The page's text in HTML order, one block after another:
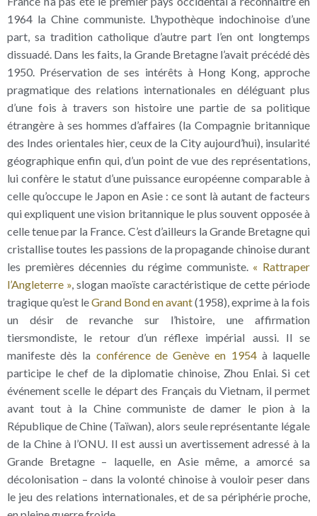
1964 la Chine communiste. L’hypothèque indochinoise d’une
part, sa tradition catholique d’autre part l’en ont longtemps
dissuadé. Dans les faits, la Grande Bretagne l’avait précédé dès
1950. Préservation de ses intérêts à Hong Kong, approche
pragmatique des relations internationales en déléguant plus
d’une fois à travers son histoire une partie de sa politique
étrangère à ses hommes d’affaires (la Compagnie britannique
des Indes orientales hier, ceux de la City aujourd’hui), insularité
géographique enfin qui, d’un point de vue des représentations,
lui confère le statut d’une puissance européenne comparable à
celle qu’occupe le Japon en Asie : ce sont là autant de facteurs
qui expliquent une vision britannique le plus souvent opposée à
celle tenue par la France. C’est d’ailleurs la Grande Bretagne qui
cristallise toutes les passions de la propagande chinoise durant
les premières décennies du régime communiste. « Rattraper
l’Angleterre », slogan maoïste caractéristique de cette période
tragique qu’est leGrand Bond en avant(1958), exprime à la fois
un désir de revanche sur l’histoire, une affirmation
tiersmondiste, le retour d’un réflexe impérial aussi. Il se
manifeste dès la conférence de Genève en 1954à laquelle
participe le chef de la diplomatie chinoise, Zhou Enlai. Si cet
événement scelle le départ des Français du Vietnam, il permet
avant tout à la Chine communiste de damer le pion à la
République de Chine (Taïwan), alors seule représentante légale
de la Chine à l’ONU. Il est aussi un avertissement adressé à la
Grande Bretagne – laquelle, en Asie même, a amorcé sa
décolonisation – dans la volonté chinoise à vouloir peser dans
le jeu des relations internationales, et de sa périphérie proche,